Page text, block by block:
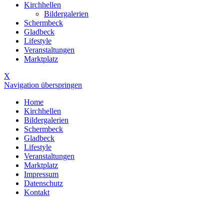
Kirchhellen
Bildergalerien
Schermbeck
Gladbeck
Lifestyle
Veranstaltungen
Marktplatz
X
Navigation überspringen
Home
Kirchhellen
Bildergalerien
Schermbeck
Gladbeck
Lifestyle
Veranstaltungen
Marktplatz
Impressum
Datenschutz
Kontakt